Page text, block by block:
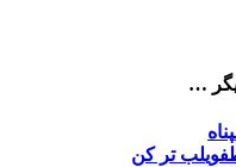
…
پناه
لب تر کن